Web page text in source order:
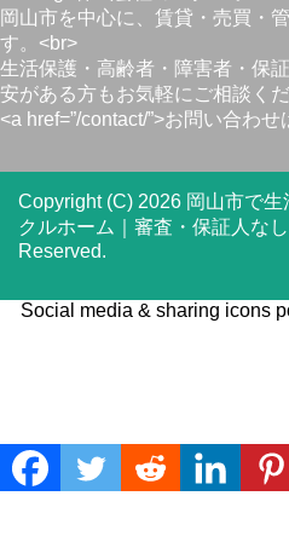
岡山市を中心に、賃貸・売買・
す。<br>
生活保護・高齢者・障害者・保
安がある方もお気軽にご相談く
<a href=”/contact/”>お問い合わ
Copyright (C) 2026 岡山市で
クルホーム｜審査・保証人な
Reserved.
Social media & sharing icons